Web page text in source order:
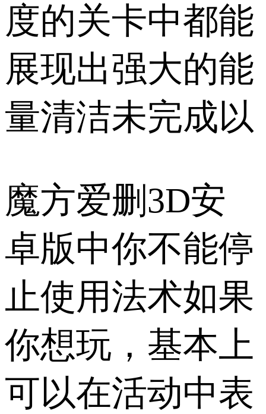
度的关卡中都能
展现出强大的能
量清洁未完成以
魔方爱删3D安
卓版中你不能停
止使用法术如果
你想玩，基本上
可以在活动中表